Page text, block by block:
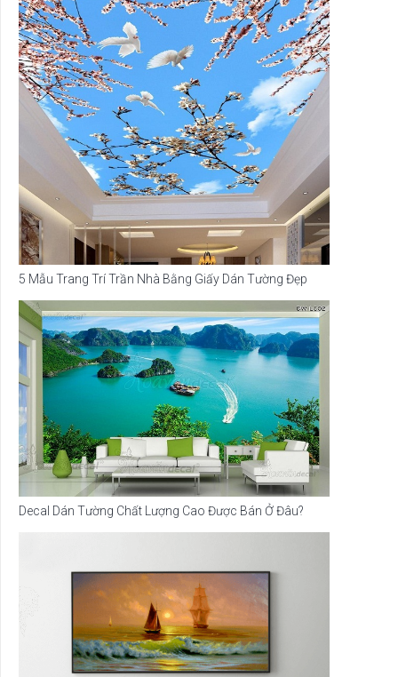
5 Mẫu Trang Trí Trần Nhà Bằng Giấy Dán Tường Đẹp
Decal Dán Tường Chất Lượng Cao Được Bán Ở Đâu?